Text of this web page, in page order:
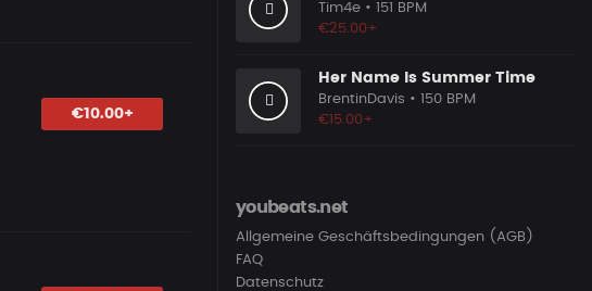
€10.00+
Tim4e • 151 BPM
€25.00+
Her Name Is Summer Time
BrentinDavis • 150 BPM
€15.00+
youbeats.net
Allgemeine Geschäftsbedingungen (AGB)
FAQ
Datenschutz